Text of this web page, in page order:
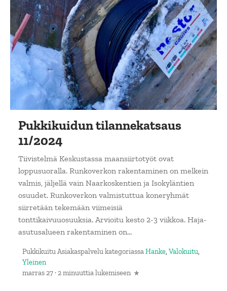
Pukkikuidun tilannekatsaus
11/2024
Tiivistelmä Keskustassa maansiirtotyöt ovat
loppusuoralla. Runkoverkon rakentaminen on melkein
valmis, jäljellä vain Naarkoskentien ja Isokyläntien
osuudet. Runkoverkon valmistuttua koneryhmät
siirretään tekemään viimeisiä
tonttikaivuuosuuksia. Arvioitu kesto 2-3 viikkoa. Haja-
asutusalueen rakentaminen on...
Pukkikuitu AsiakaspalvelukategoriassaHanke, Valokuitu,
Yleinen
marras 27·2 minuuttia lukemiseen